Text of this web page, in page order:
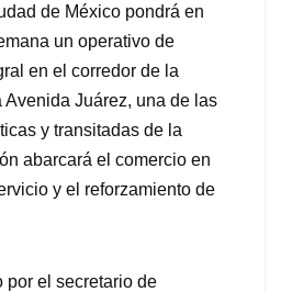
de México pondrá en
un operativo de
en el corredor de la
Juárez, una de las
y transitadas de la
abarcará el comercio en
y el reforzamiento de
por el secretario de